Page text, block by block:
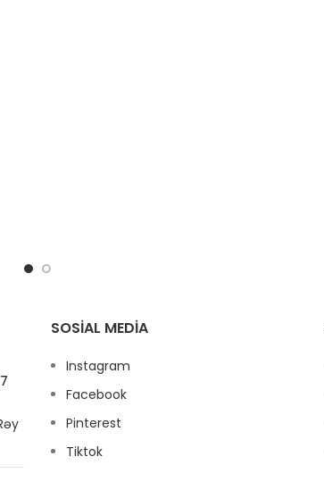
SOSIAL MEDIA
Instagram
Facebook
Pinterest
Tiktok